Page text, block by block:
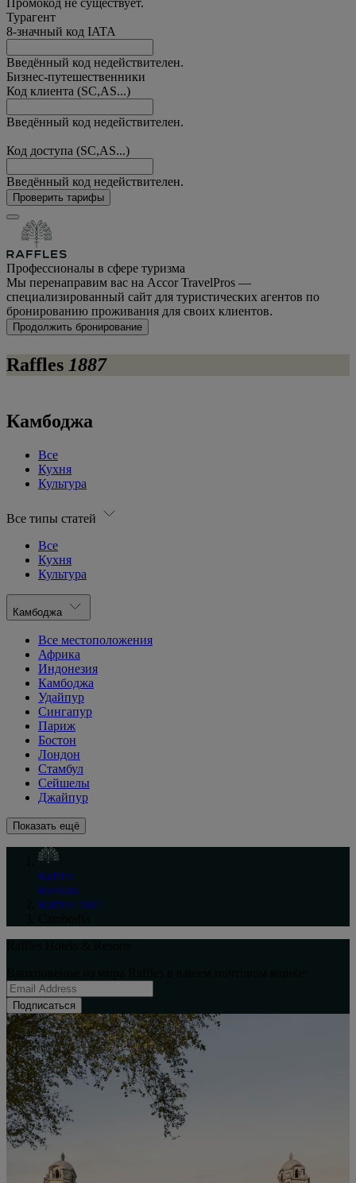
Промокод не существует.
Турагент
8-значный код IATA
Введённый код недействителен.
Бизнес-путешественники
Код клиента (SC,AS...)
Введённый код недействителен.
Код доступа (SC,AS...)
Введённый код недействителен.
Проверить тарифы
Профессионалы в сфере туризма
Мы перенаправим вас на Accor TravelPros —
специализированный сайт для туристических агентов по
бронированию проживания для своих клиентов.
Продолжить бронирование
Raffles 1887
Камбоджа
Все
Кухня
Культура
Все типы статей
Все
Кухня
Культура
Камбоджа
Все местоположения
Африка
Индонезия
Камбоджа
Удайпур
Сингапур
Париж
Бостон
Лондон
Стамбул
Сейшелы
Джайпур
Показать ещё
Raffles
Russian
Raffles 1887
Подписаться